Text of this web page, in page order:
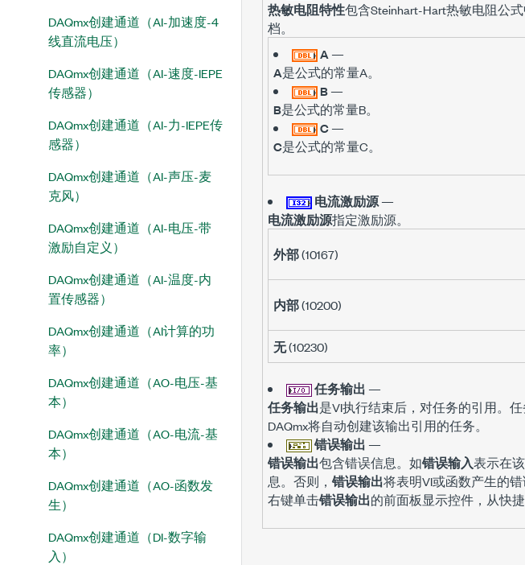
DAQmx创建通道（AI-加速度-4
线直流电压）
DAQmx创建通道（AI-速度-IEPE
传感器）
DAQmx创建通道（AI-力-IEPE传
感器）
DAQmx创建通道（AI-声压-麦
克风）
DAQmx创建通道（AI-电压-带
激励自定义）
DAQmx创建通道（AI-温度-内
置传感器）
DAQmx创建通道（AI计算的功
率）
DAQmx创建通道（AO-电压-基
本）
DAQmx创建通道（AO-电流-基
本）
DAQmx创建通道（AO-函数发
生）
DAQmx创建通道（DI-数字输
入）
热敏电阻特性包含Steinhart-Hart热敏电阻公
档。
A —
A是公式的常量A。
B—
B是公式的常量B。
C—
C是公式的常量C。
电流激励源—
电流激励源指定激励源。
外部(10167)
内部(10200)
无(10230)
任务输出 —
任务输出是VI执行结束后，对任务的引用。
DAQmx将自动创建该输出引用的任务。
错误输出 —
错误输出包含错误信息。如错误输入表示在
息。否则， 错误输出将表明VI或函数产生的错
右键单击错误输出的前面板显示控件，从快